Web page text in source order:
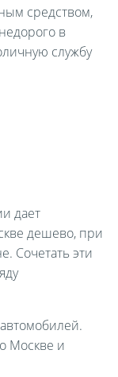
средством,
в
службу
дает
дешево, при
Сочетать эти
Москве и